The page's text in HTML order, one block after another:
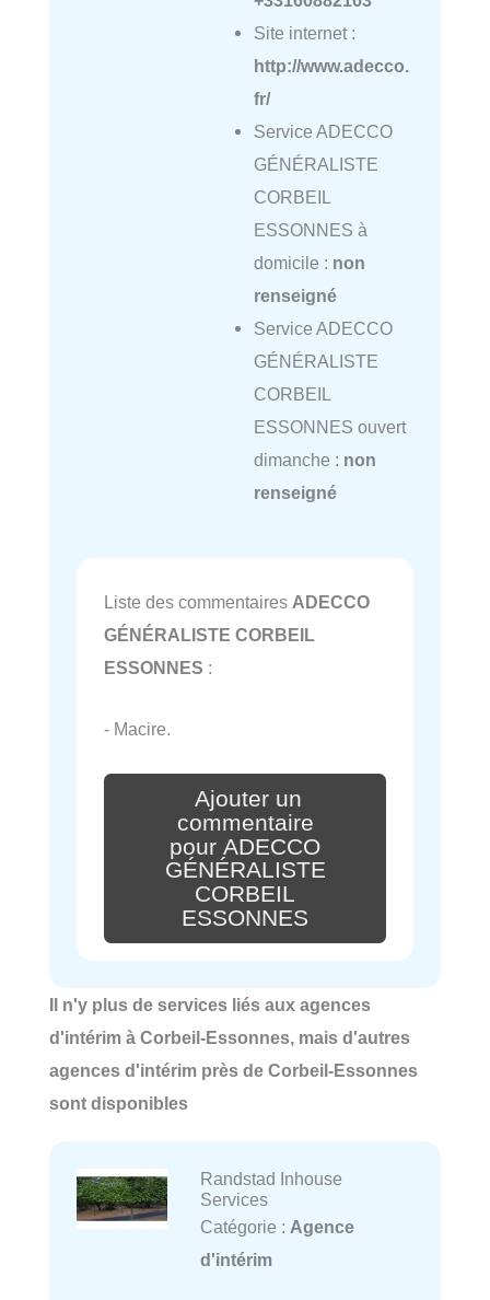
Site internet :
http://www.adecco.
fr/
Service ADECCO
GÉNÉRALISTE
CORBEIL
ESSONNES à
domicile : non
renseigné
Service ADECCO
GÉNÉRALISTE
CORBEIL
ESSONNES ouvert
dimanche : non
renseigné
Liste des commentaires ADECCO
GÉNÉRALISTE CORBEIL
ESSONNES :
- Macire.
Ajouter un
commentaire
pour ADECCO
GÉNÉRALISTE
CORBEIL
ESSONNES
Il n'y plus de services liés aux agences
d'intérim à Corbeil-Essonnes, mais d'autres
agences d'intérim près de Corbeil-Essonnes
sont disponibles
Randstad Inhouse
Services
Catégorie : Agence
d'intérim